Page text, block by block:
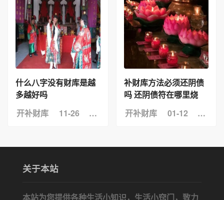
什么八字没有财库是越
多越好吗
开补财库
11-26 浏览：8
补财库方法必须还阴债
吗 还阴债符在哪里烧
开补财库
01-12 浏览
关于本站
本站为您提供各种生活小知识，生活小窍门，致力